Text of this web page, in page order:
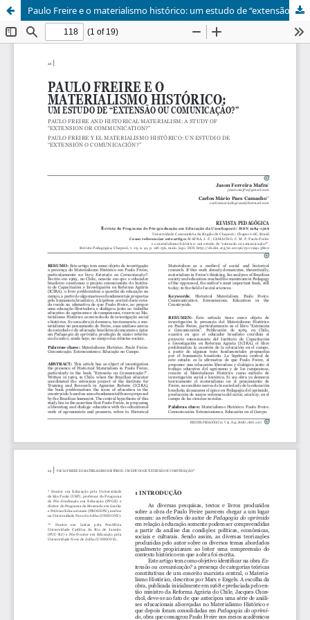
Paulo Freire e o materialismo histórico: um estudo de “extensão ou comunicação?”